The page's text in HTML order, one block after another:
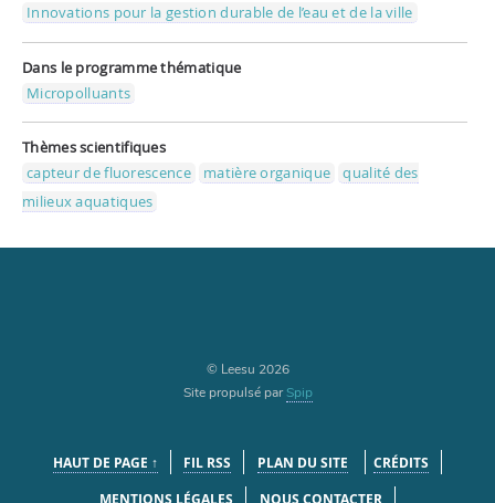
Innovations pour la gestion durable de l’eau et de la ville
Dans le programme thématique
Micropolluants
Thèmes scientifiques
capteur de fluorescence
matière organique
qualité des
milieux aquatiques
© Leesu 2026
Site propulsé parSpip
HAUT DE PAGE ↑ FIL RSS PLAN DU SITE
CRÉDITS
MENTIONS LÉGALES
NOUS CONTACTER